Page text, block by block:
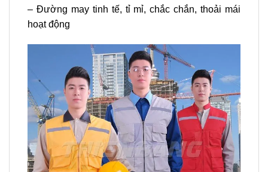
– Đường may tinh tế, tỉ mỉ, chắc chắn, thoải mái
hoạt động